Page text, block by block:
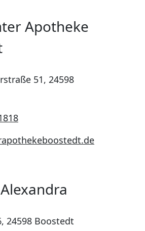
Apotheke
51, 24598
24598 Boostedt